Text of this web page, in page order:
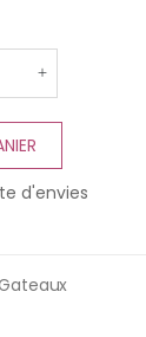
d'envies